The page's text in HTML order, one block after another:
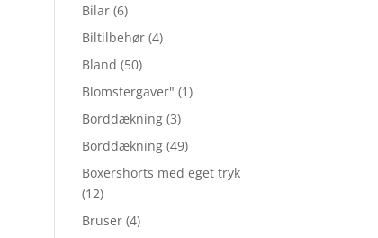
Bilar (6)
Biltilbehør (4)
Bland (50)
Blomstergaver" (1)
Borddækning (3)
Borddækning (49)
Boxershorts med eget tryk
(12)
Bruser (4)